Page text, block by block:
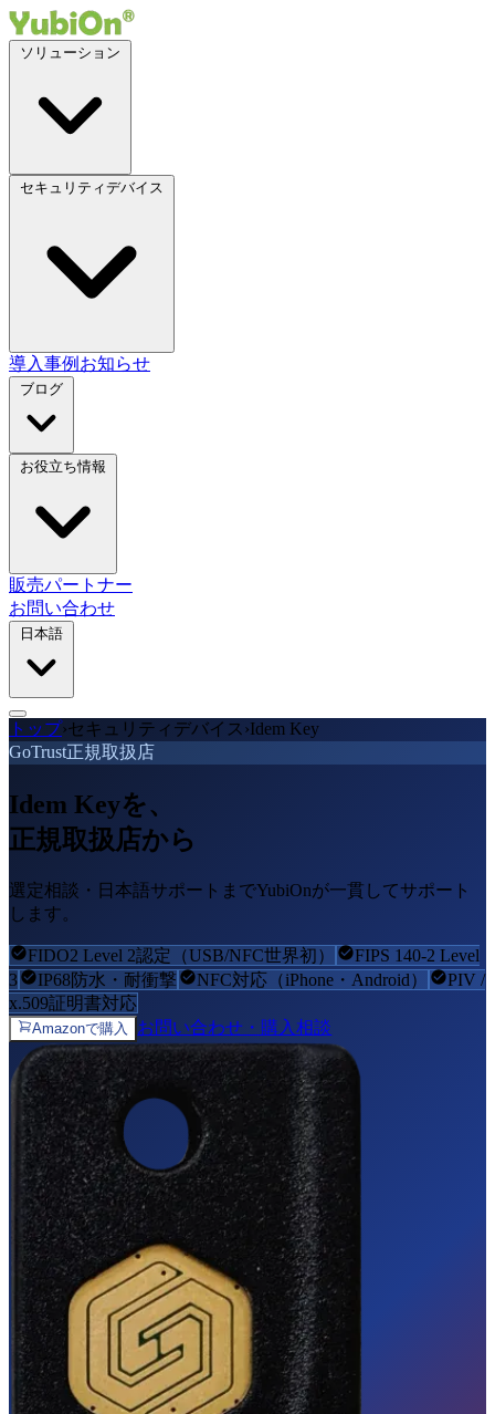
導入事例 お知らせ
販売パートナー
お問い合わせ
トップ›セキュリティデバイス ›Idem Key
GoTrust正規取扱店
Idem Keyを、
正規取扱店から
選定相談・日本語サポートまでYubiOnが一貫してサポート
します。
FIDO2 Level 2認定（USB/NFC世界初）
FIPS 140-2 Level
3
IP68防水・耐衝撃 NFC対応（iPhone・Android）
PIV /
x.509証明書対応
Amazonで購入 お問い合わせ・購入相談